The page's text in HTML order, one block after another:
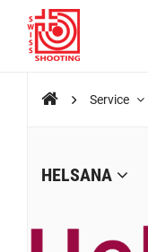
Service
HELSANA